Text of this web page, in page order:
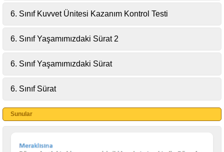
6. Sınıf Kuvvet Ünitesi Kazanım Kontrol Testi
6. Sınıf Yaşamımızdaki Sürat 2
6. Sınıf Yaşamımızdaki Sürat
6. Sınıf Sürat
Sunular